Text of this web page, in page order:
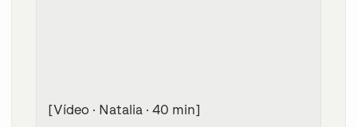
[Vídeo · Natalia · 40 min]